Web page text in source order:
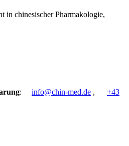
in chinesischer Pharmakologie,
: info@chin-med.de , +43